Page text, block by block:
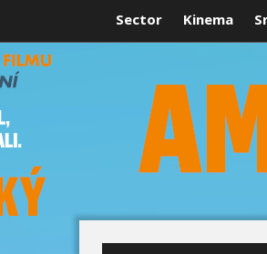
Sector Kinema